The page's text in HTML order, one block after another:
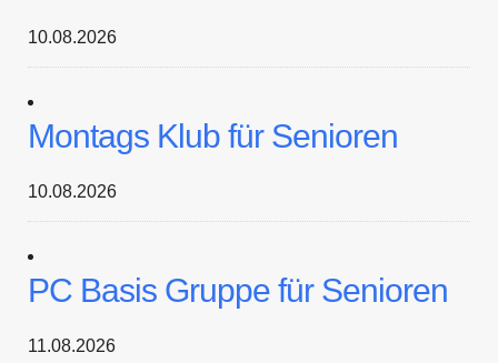
10.08.2026
Montags Klub für Senioren
10.08.2026
PC Basis Gruppe für Senioren
11.08.2026